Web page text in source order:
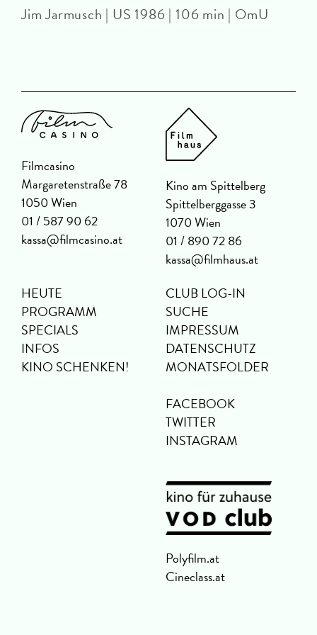
Jim Jarmusch | US 1986 | 106 min | OmU
Filmcasino
Margaretenstraße 78
1050 Wien
01 / 587 90 62
kassa@filmcasino.at
Kino am Spittelberg
Spittelberggasse 3
1070 Wien
01 / 890 72 86
kassa@filmhaus.at
HEUTE
PROGRAMM
SPECIALS
INFOS
KINO SCHENKEN!
CLUB LOG-IN
SUCHE
IMPRESSUM
DATENSCHUTZ
MONATSFOLDER
FACEBOOK
TWITTER
INSTAGRAM
Polyfilm.at
Cineclass.at